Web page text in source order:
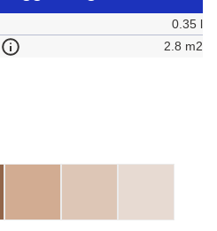
0.35 l
2.8 m2